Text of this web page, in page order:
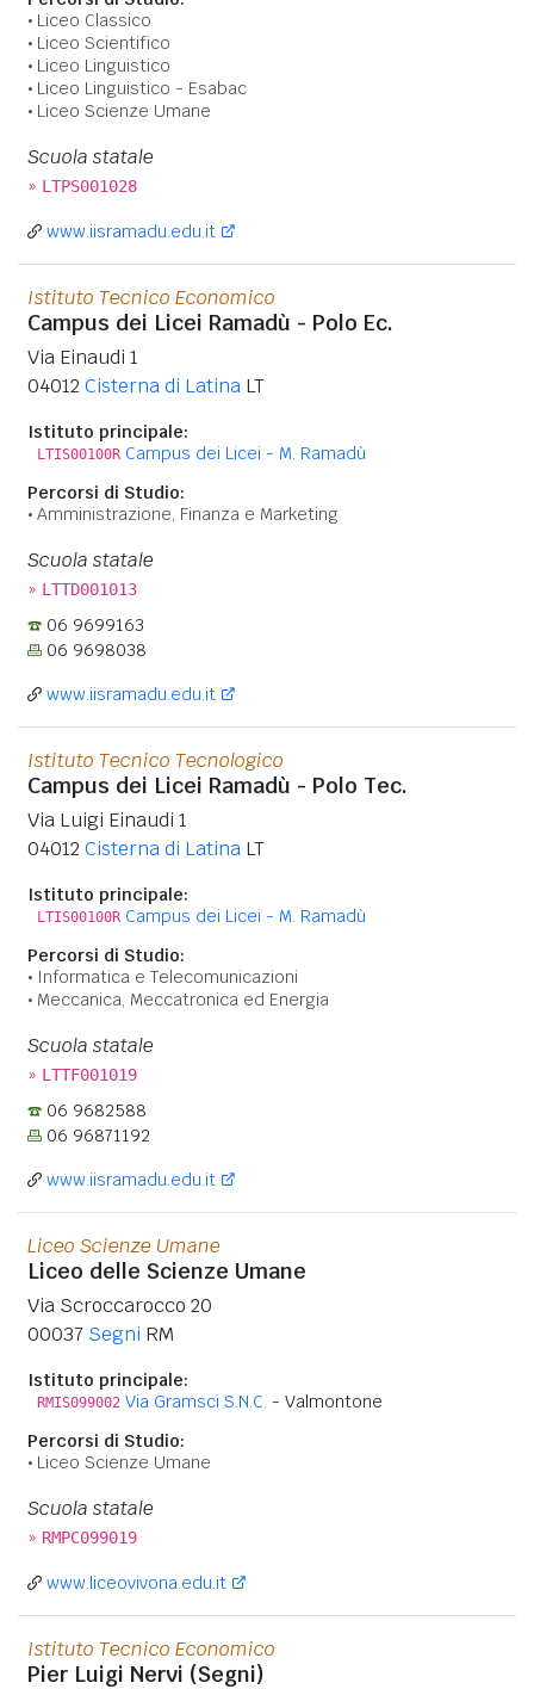
Liceo Classico
Liceo Scientifico
Liceo Linguistico
Liceo Linguistico - Esabac
Liceo Scienze Umane
Scuola statale
» LTPS001028
www.iisramadu.edu.it
Istituto Tecnico Economico
Campus dei Licei Ramadù - Polo Ec.
Via Einaudi 1
04012 Cisterna di Latina LT
Istituto principale:
LTIS00100R Campus dei Licei - M. Ramadù
Percorsi di Studio:
Amministrazione, Finanza e Marketing
Scuola statale
» LTTD001013
06 9699163
06 9698038
www.iisramadu.edu.it
Istituto Tecnico Tecnologico
Campus dei Licei Ramadù - Polo Tec.
Via Luigi Einaudi 1
04012 Cisterna di Latina LT
Istituto principale:
LTIS00100R Campus dei Licei - M. Ramadù
Percorsi di Studio:
Informatica e Telecomunicazioni
Meccanica, Meccatronica ed Energia
Scuola statale
» LTTF001019
06 9682588
06 96871192
www.iisramadu.edu.it
Liceo Scienze Umane
Liceo delle Scienze Umane
Via Scroccarocco 20
00037 Segni RM
Istituto principale:
RMIS099002 Via Gramsci S.N.C. - Valmontone
Percorsi di Studio:
Liceo Scienze Umane
Scuola statale
» RMPC099019
www.liceovivona.edu.it
Istituto Tecnico Economico
Pier Luigi Nervi (Segni)